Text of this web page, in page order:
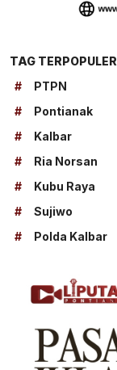
TAG TERPOPULER
#
PTPN
#
Pontianak
#
Kalbar
#
Ria Norsan
#
Kubu Raya
#
Sujiwo
#
Polda Kalbar